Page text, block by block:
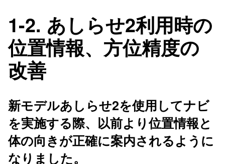
1-2. あしらせ2利用時の
位置情報、方位精度の
改善
新モデルあしらせ2を使用してナビ
を実施する際、以前より位置情報と
体の向きが正確に案内されるように
なりました。